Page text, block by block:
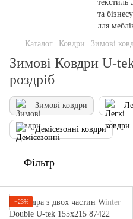
Каталог Ковдри Зимові
Зимові Ковдри U-
роздріб
Зимові ковдри
Демісезонні ковдри
Фільтр
−23%